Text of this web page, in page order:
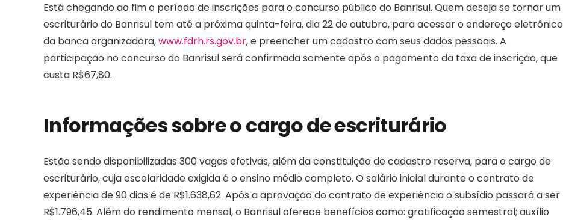
Está chegando ao fim o período de inscrições para o concurso público do Banrisul. Quem deseja se tornar um
escriturário do Banrisul tem até a próxima quinta-feira, dia 22 de outubro, para acessar o endereço eletrônico
da banca organizadora,www.fdrh.rs.gov.br, e preencher um cadastro com seus dados pessoais. A
participação no concurso do Banrisul será confirmada somente após o pagamento da taxa de inscrição, que
custa R$67,80.
Informações sobre o cargo de escriturário
Estão sendo disponibilizadas 300 vagas efetivas, além da constituição de cadastro reserva, para o cargo de
escriturário, cuja escolaridade exigida é o ensino médio completo. O salário inicial durante o contrato de
experiência de 90 dias é de R$1.638,62. Após a aprovação do contrato de experiência o subsídio passará a ser
R$1.796,45. Além do rendimento mensal, o Banrisul oferece benefícios como: gratificação semestral; auxílio